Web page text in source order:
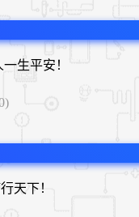
生平安！
天下！